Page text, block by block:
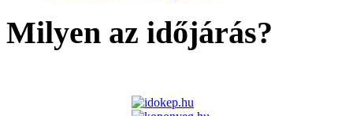
Milyen az időjárás?